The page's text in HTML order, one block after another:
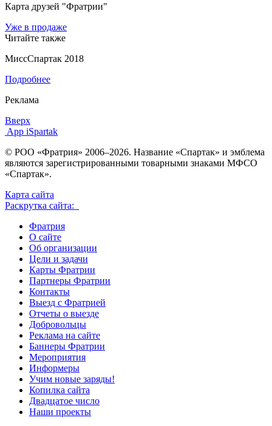
Карта друзей "Фратрии"
Уже в продаже
Читайте также
МиссСпартак 2018
Подробнее
Реклама
Вверх
App iSpartak
© РОО «Фратрия» 2006–2026. Название «Спартак» и эмблема
являются зарегистрированными товарными знаками МФСО
«Спартак».
Карта сайта
Раскрутка сайта:
Фратрия
О сайте
Об организации
Цели и задачи
Карты Фратрии
Партнеры Фратрии
Контакты
Выезд с Фратрией
Отчеты о выезде
Добровольцы
Реклама на сайте
Баннеры Фратрии
Мероприятия
Информеры
Учим новые заряды!
Копилка сайта
Двадцатое число
Наши проекты